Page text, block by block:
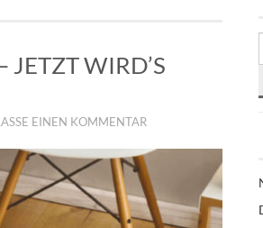
JETZT WIRD’S
EINEN KOMMENTAR